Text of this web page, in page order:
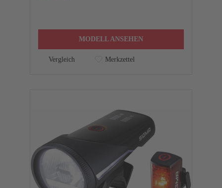
MODELL ANSEHEN
Vergleich Merkzettel